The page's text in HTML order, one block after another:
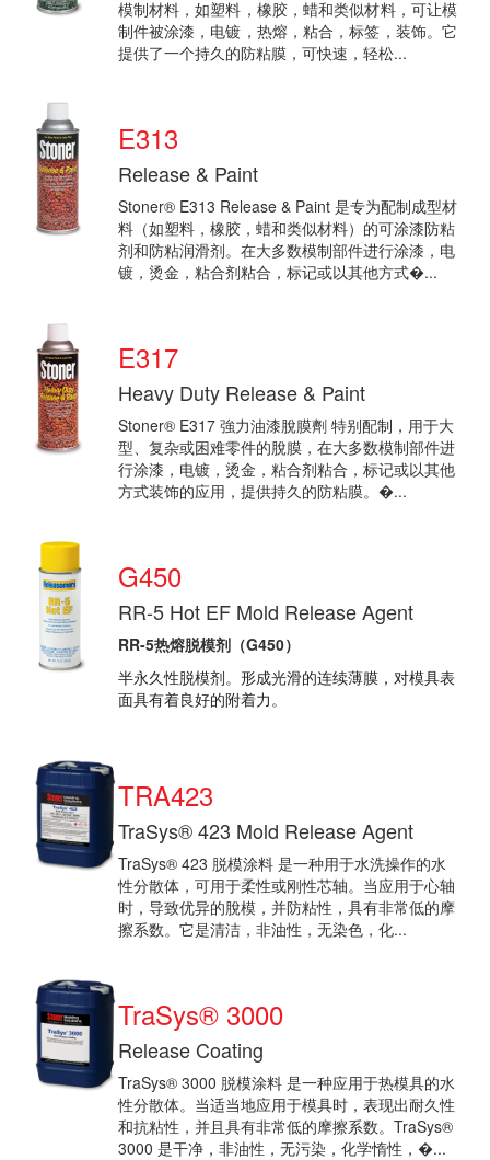
模制材料，如塑料，橡胶，蜡和类似材料，可让模
制件被涂漆，电镀，热熔，粘合，标签，装饰。它
提供了一个持久的防粘膜，可快速，轻松...
E313
Release & Paint
Stoner® E313 Release & Paint 是专为配制成型材
料（如塑料，橡胶，蜡和类似材料）的可涂漆防粘
剂和防粘润滑剂。在大多数模制部件进行涂漆，电
镀，烫金，粘合剂粘合，标记或以其他方式�...
E317
Heavy Duty Release & Paint
Stoner® E317 強力油漆脫膜劑 特别配制，用于大
型、复杂或困难零件的脫膜，在大多数模制部件进
行涂漆，电镀，烫金，粘合剂粘合，标记或以其他
方式装饰的应用，提供持久的防粘膜。�...
G450
RR-5 Hot EF Mold Release Agent
RR-5热熔脱模剂（G450）
半永久性脱模剂。形成光滑的连续薄膜，对模具表
面具有着良好的附着力。
TRA423
TraSys® 423 Mold Release Agent
TraSys® 423 脱模涂料 是一种用于水洗操作的水
性分散体，可用于柔性或刚性芯轴。当应用于心轴
时，导致优异的脫模，并防粘性，具有非常低的摩
擦系数。它是清洁，非油性，无染色，化...
TraSys® 3000
Release Coating
TraSys® 3000 脱模涂料 是一种应用于热模具的水
性分散体。当适当地应用于模具时，表现出耐久性
和抗粘性，并且具有非常低的摩擦系数。TraSys®
3000 是干净，非油性，无污染，化学惰性，�...